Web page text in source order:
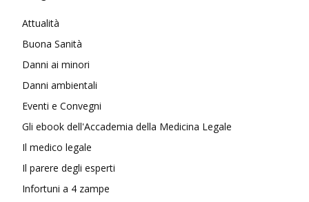
Attualità
Buona Sanità
Danni ai minori
Danni ambientali
Eventi e Convegni
Gli ebook dell'Accademia della Medicina Legale
Il medico legale
Il parere degli esperti
Infortuni a 4 zampe